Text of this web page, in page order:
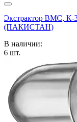
Экстрактор ВМС, К-
(ПАКИСТАН)
В наличии:
6 шт.